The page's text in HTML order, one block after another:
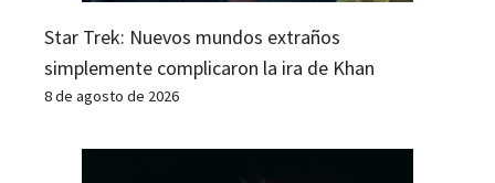
Star Trek: Nuevos mundos extraños
simplemente complicaron la ira de Khan
8 de agosto de 2026